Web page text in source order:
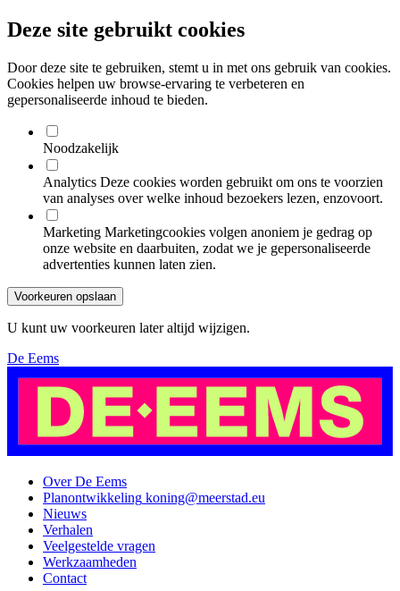
Deze site gebruikt cookies
Door deze site te gebruiken, stemt u in met ons gebruik van cookies.
Cookies helpen uw browse-ervaring te verbeteren en
gepersonaliseerde inhoud te bieden.
Noodzakelijk
Analytics Deze cookies worden gebruikt om ons te voorzien
van analyses over welke inhoud bezoekers lezen, enzovoort.
Marketing Marketingcookies volgen anoniem je gedrag op
onze website en daarbuiten, zodat we je gepersonaliseerde
advertenties kunnen laten zien.
Voorkeuren opslaan
U kunt uw voorkeuren later altijd wijzigen.
De Eems
Over De Eems
Planontwikkeling koning@meerstad.eu
Nieuws
Verhalen
Veelgestelde vragen
Werkzaamheden
Contact